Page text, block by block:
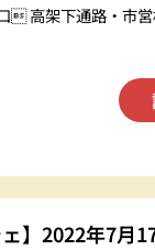
 高架下通路・市営
ェ】2022年7月